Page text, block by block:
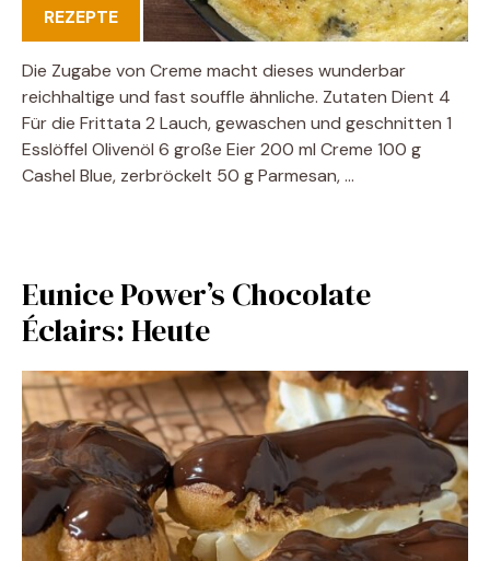
REZEPTE
Die Zugabe von Creme macht dieses wunderbar
reichhaltige und fast souffle ähnliche. Zutaten Dient 4
Für die Frittata 2 Lauch, gewaschen und geschnitten 1
Esslöffel Olivenöl 6 große Eier 200 ml Creme 100 g
Cashel Blue, zerbröckelt 50 g Parmesan, …
Eunice Power’s Chocolate
Éclairs: Heute